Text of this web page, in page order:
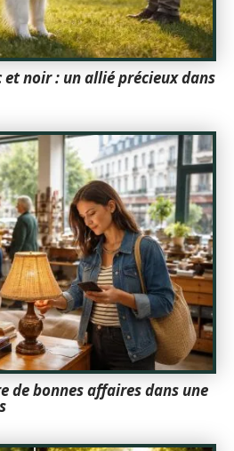
et noir : un allié précieux dans
de bonnes affaires dans une